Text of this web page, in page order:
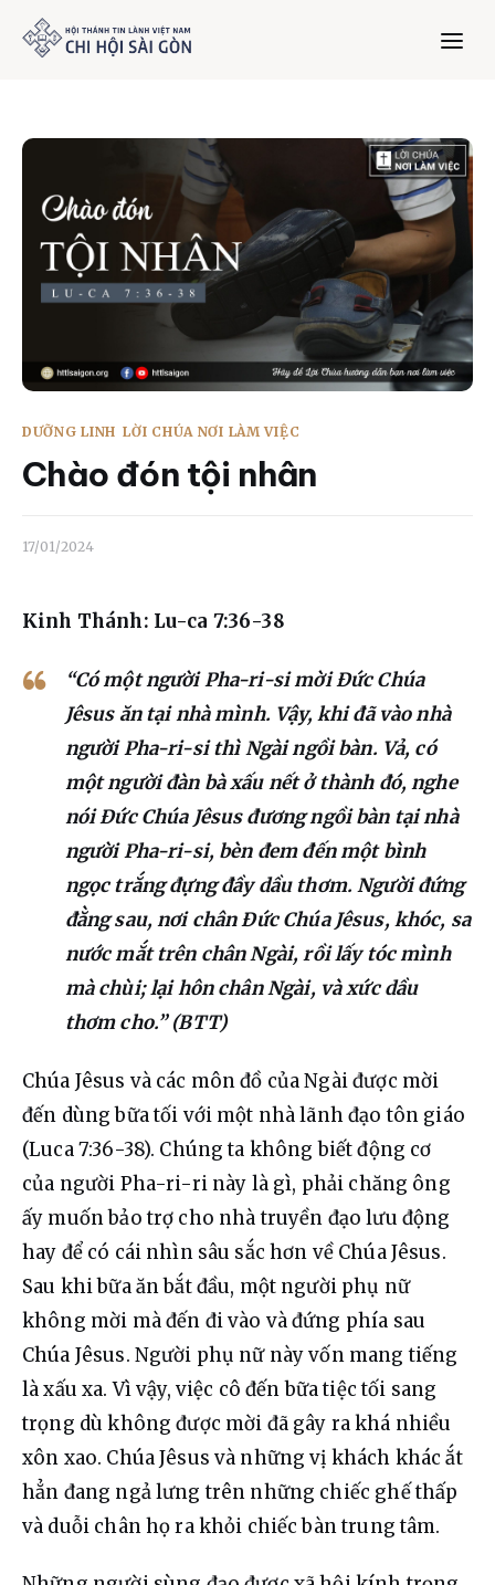
Trang chủ
Giới thiệu
Dưỡng Linh
Thư viện
Bản tin
Mục vụ
Liên hệ
Dâng hiến
DƯỠNG LINH LỜI CHÚA NƠI LÀM VIỆC
Chào đón tội nhân
17/01/2024
Kinh Thánh: Lu-ca 7:36-38
“Có một người Pha-ri-si mời Đức Chúa
Jêsus ăn tại nhà mình. Vậy, khi đã vào nhà
người Pha-ri-si thì Ngài ngồi bàn. Vả, có
một người đàn bà xấu nết ở thành đó, nghe
nói Đức Chúa Jêsus đương ngồi bàn tại nhà
người Pha-ri-si, bèn đem đến một bình
ngọc trắng đựng đầy dầu thơm. Người đứng
đằng sau, nơi chân Đức Chúa Jêsus, khóc, sa
nước mắt trên chân Ngài, rồi lấy tóc mình
mà chùi; lại hôn chân Ngài, và xức dầu
thơm cho.” (BTT)
Chúa Jêsus và các môn đồ của Ngài được mời
đến dùng bữa tối với một nhà lãnh đạo tôn giáo
(Luca 7:36-38). Chúng ta không biết động cơ
của người Pha-ri-ri này là gì, phải chăng ông
ấy muốn bảo trợ cho nhà truyền đạo lưu động
hay để có cái nhìn sâu sắc hơn về Chúa Jêsus.
Sau khi bữa ăn bắt đầu, một người phụ nữ
không mời mà đến đi vào và đứng phía sau
Chúa Jêsus. Người phụ nữ này vốn mang tiếng
là xấu xa. Vì vậy, việc cô đến bữa tiệc tối sang
trọng dù không được mời đã gây ra khá nhiều
xôn xao. Chúa Jêsus và những vị khách khác ắt
hẳn đang ngả lưng trên những chiếc ghế thấp
và duỗi chân họ ra khỏi chiếc bàn trung tâm.